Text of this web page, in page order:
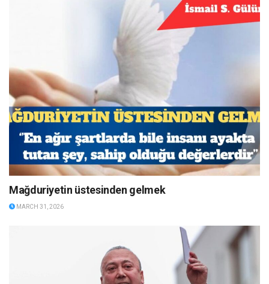
Mağduriyetin üstesinden gelmek
MARCH 31, 2026